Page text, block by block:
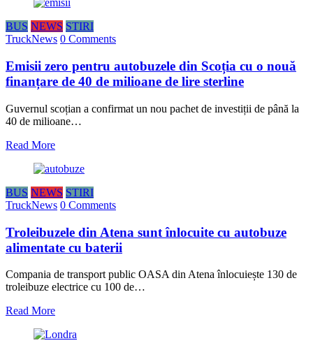
BUS NEWS STIRI
TruckNews 0 Comments
Emisii zero pentru autobuzele din Scoția cu o nouă
finanțare de 40 de milioane de lire sterline
Guvernul scoțian a confirmat un nou pachet de investiții de până la
40 de milioane…
Read More
BUS NEWS STIRI
TruckNews 0 Comments
Troleibuzele din Atena sunt înlocuite cu autobuze
alimentate cu baterii
Compania de transport public OASA din Atena înlocuiește 130 de
troleibuze electrice cu 100 de…
Read More